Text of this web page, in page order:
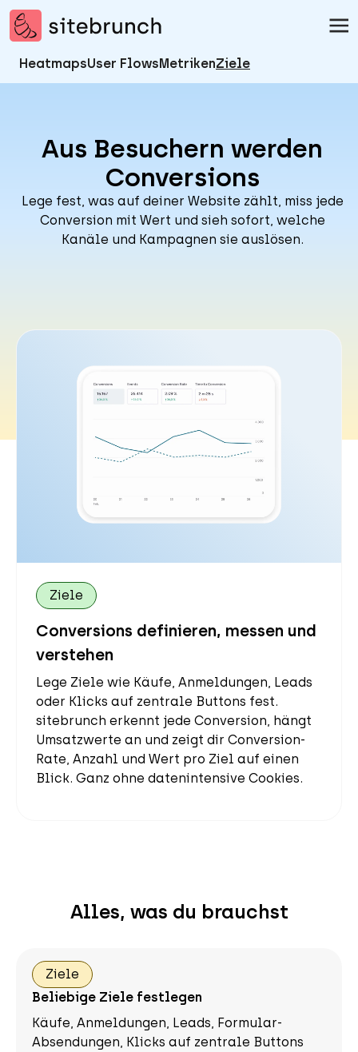
Zum Inhalt springen
HeatmapsUser FlowsMetrikenZiele
Aus Besuchern werden
Conversions
Lege fest, was auf deiner Website zählt, miss jede
Conversion mit Wert und sieh sofort, welche
Kanäle und Kampagnen sie auslösen.
Conversions definieren, messen und
verstehen
Ziele
Lege Ziele wie Käufe, Anmeldungen, Leads
oder Klicks auf zentrale Buttons fest.
sitebrunch erkennt jede Conversion, hängt
Umsatzwerte an und zeigt dir Conversion-
Rate, Anzahl und Wert pro Ziel auf einen
Blick. Ganz ohne datenintensive Cookies.
Alles, was du brauchst
Ziele
Beliebige Ziele festlegen
Käufe, Anmeldungen, Leads, Formular-
Absendungen, Klicks auf zentrale Buttons